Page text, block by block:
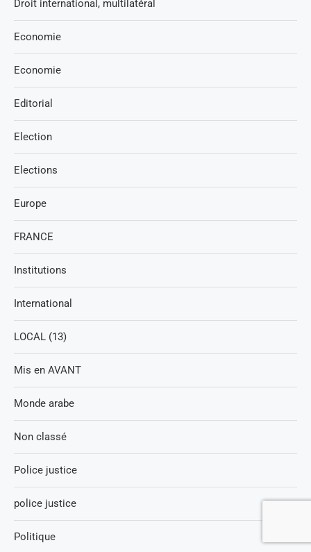
Droit international, multilatéral
Economie
Economie
Editorial
Election
Elections
Europe
FRANCE
Institutions
International
LOCAL (13)
Mis en AVANT
Monde arabe
Non classé
Police justice
police justice
Politique